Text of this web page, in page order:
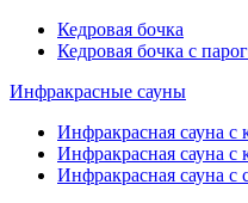
Кедровая бочка
Кедровая бочка с
Инфракрасные сауны
Инфракрасная сауна с
Инфракрасная сауна с
Инфракрасная сауна